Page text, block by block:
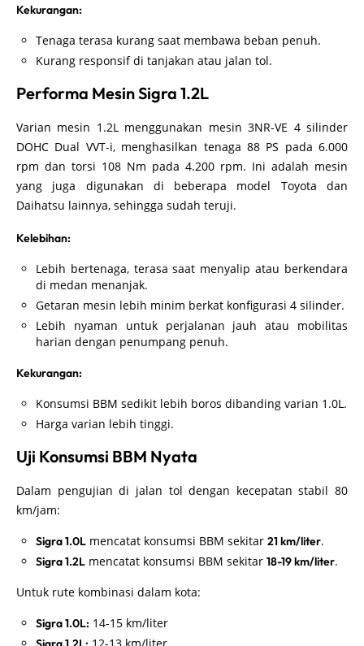
Kekurangan:
Tenaga terasa kurang saat membawa beban penuh.
Kurang responsif di tanjakan atau jalan tol.
Performa Mesin Sigra 1.2L
Varian mesin 1.2L menggunakan mesin 3NR-VE 4 silinder
DOHC Dual VVT-i, menghasilkan tenaga 88 PS pada 6.000
rpm dan torsi 108 Nm pada 4.200 rpm. Ini adalah mesin
yang juga digunakan di beberapa model Toyota dan
Daihatsu lainnya, sehingga sudah teruji.
Kelebihan:
Lebih bertenaga, terasa saat menyalip atau berkendara
di medan menanjak.
Getaran mesin lebih minim berkat konfigurasi 4 silinder.
Lebih nyaman untuk perjalanan jauh atau mobilitas
harian dengan penumpang penuh.
Kekurangan:
Konsumsi BBM sedikit lebih boros dibanding varian 1.0L.
Harga varian lebih tinggi.
Uji Konsumsi BBM Nyata
Dalam pengujian di jalan tol dengan kecepatan stabil 80
km/jam:
Sigra 1.0L mencatat konsumsi BBM sekitar 21 km/liter.
Sigra 1.2L mencatat konsumsi BBM sekitar 18-19 km/liter.
Untuk rute kombinasi dalam kota:
Sigra 1.0L: 14-15 km/liter